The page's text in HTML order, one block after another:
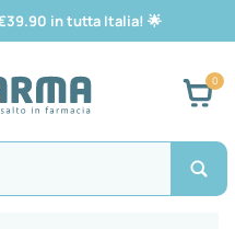
in tutta Italia! 🌟